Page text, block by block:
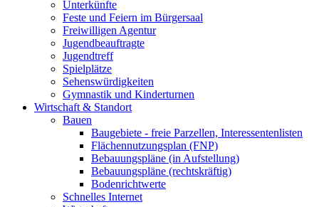
Unterkünfte
Feste und Feiern im Bürgersaal
Freiwilligen Agentur
Jugendbeauftragte
Jugendtreff
Spielplätze
Sehenswürdigkeiten
Gymnastik und Kinderturnen
Wirtschaft & Standort
Bauen
Baugebiete - freie Parzellen, Interessentenlisten
Flächennutzungsplan (FNP)
Bebauungspläne (in Aufstellung)
Bebauungspläne (rechtskräftig)
Bodenrichtwerte
Schnelles Internet